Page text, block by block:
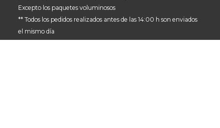
Excepto los paquetes voluminosos
** Todos los pedidos realizados antes de las 14:00 h son enviados
el mismo día